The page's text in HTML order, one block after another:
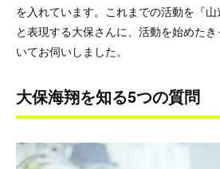
を入れています。これまでの活動を『山
と表現する大保さんに、活動を始めた
いてお伺いしました。
大保海翔を知る5つの質問